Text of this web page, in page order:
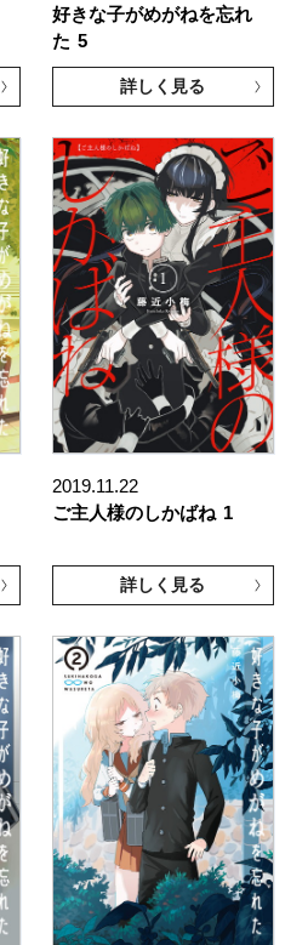
好きな子がめがねを忘れ
た 5
詳しく見る
2019.11.22
ご主人様のしかばね 1
詳しく見る